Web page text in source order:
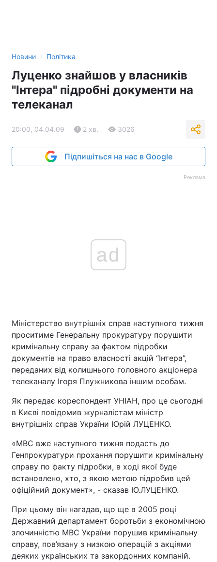
Новини › Політика
Луценко знайшов у власників
"Інтера" підробні документи на
телеканал
20:00, 04.04.09 2 хв. 3026
Підпишіться на нас в Google
Реклама
ad
Міністерство внутрішніх справ наступного тижня
проситиме Генеральну прокуратуру порушити
кримінальну справу за фактом підробки
документів на право власності акцій “Інтера”,
переданих від колишнього головного акціонера
телеканалу Ігоря Плужникова іншим особам.
Як передає кореспондент УНІАН, про це сьогодні
в Києві повідомив журналістам міністр
внутрішніх справ України Юрій ЛУЦЕНКО.
«МВС вже наступного тижня подасть до
Генпрокуратури прохання порушити кримінальну
справу по факту підробки, в ході якої буде
встановлено, хто, з якою метою підробив цей
офіційний документ», - сказав Ю.ЛУЦЕНКО.
При цьому він нагадав, що ще в 2005 році
Державний департамент боротьби з економічною
злочинністю МВС України порушив кримінальну
справу, пов’язану з низкою операцій з акціями
деяких українських та закордонних компаній.